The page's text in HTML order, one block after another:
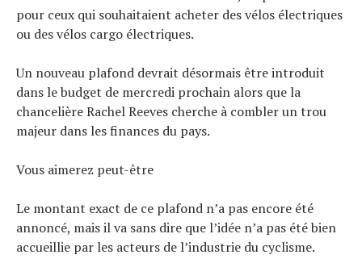
pour ceux qui souhaitaient acheter des vélos électriques
ou des vélos cargo électriques.
Un nouveau plafond devrait désormais être introduit
dans le budget de mercredi prochain alors que la
chancelière Rachel Reeves cherche à combler un trou
majeur dans les finances du pays.
Vous aimerez peut-être
Le montant exact de ce plafond n’a pas encore été
annoncé, mais il va sans dire que l’idée n’a pas été bien
accueillie par les acteurs de l’industrie du cyclisme.
Actualités
Technologies
Tests de produits
Conseils
À propos